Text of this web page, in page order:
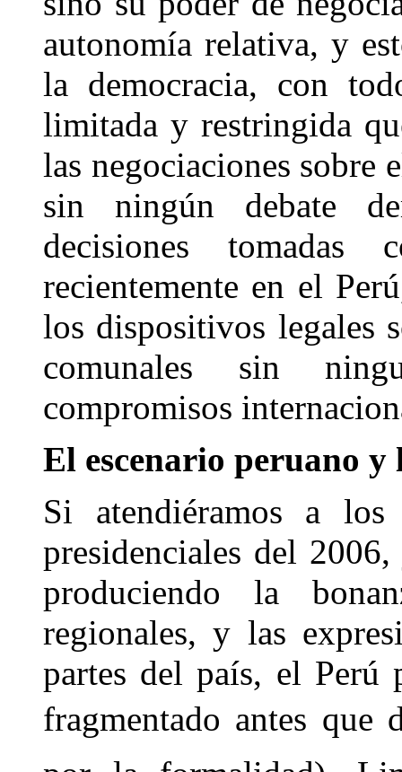
autonomía relativa, y
la democracia, con
limitada y restringida
las negociaciones sobre
sin ningún debate
decisiones
recientemente en el
los dispositivos legales
comunales sin
compromisos
El escenario peruano y
Si atendiéramos a los
presidenciales del
produciendo la
regionales, y las
partes del país, el Perú
fragmentado antes que